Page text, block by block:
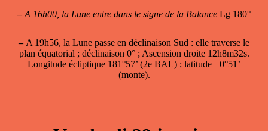
– A 16h00, la Lune entre dans le signe de la Balance Lg 180°
–A 19h56, la Lune passe en déclinaison Sud : elle traverse le
plan équatorial ; déclinaison 0° ; Ascension droite 12h8m32s.
Longitude écliptique 181°57’ (2e BAL) ; latitude +0°51’
(monte).